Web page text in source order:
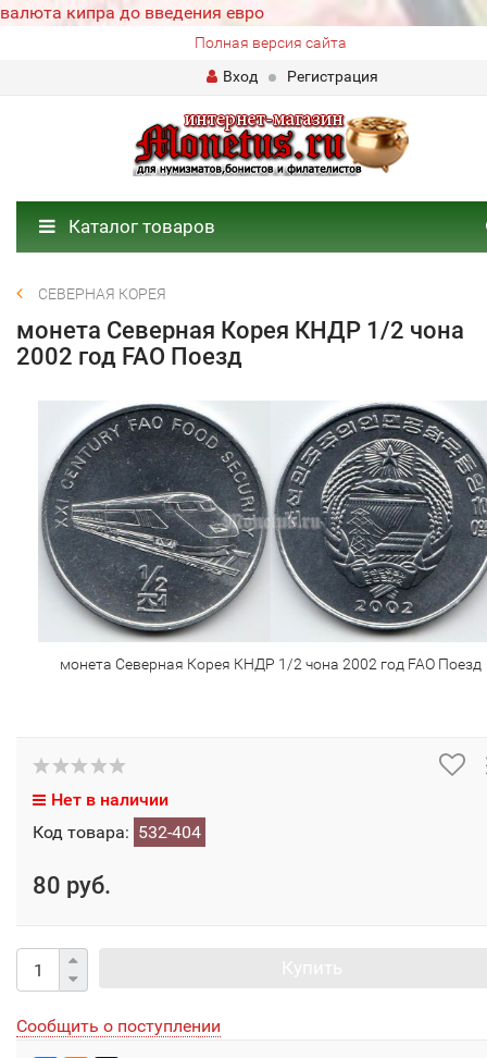
валюта кипра до введения евро
Полная версия сайта
Вход
Регистрация
Каталог товаров
СЕВЕРНАЯ КОРЕЯ
монета Северная Корея КНДР 1/2 чона
2002 год FAO Поезд
монета Северная Корея КНДР 1/2 чона 2002 год FAO Поезд
Нет в наличии
Код товара: 532-404
80 руб.
Сообщить о поступлении